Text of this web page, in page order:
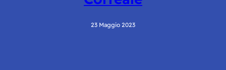
23 Maggio 2023